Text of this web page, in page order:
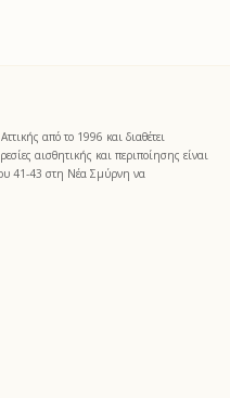
90,00 €.
τιμή είναι: 35,00 €.
από το 1996 και διαθέτει
αισθητικής και περιποίησης είναι
41-43 στη Νέα Σμύρνη να